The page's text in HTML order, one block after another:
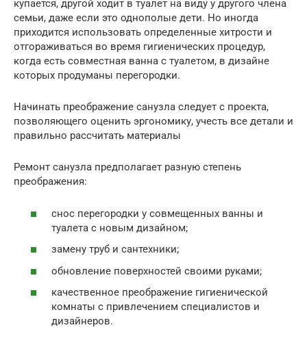
купается, другой ходит в туалет на виду у другого члена
семьи, даже если это однополые дети. Но иногда
приходится использовать определенные хитрости и
отгораживаться во время гигиенических процедур,
когда есть совместная ванна с туалетом, в дизайне
которых продуманы перегородки.
Начинать преображение санузла следует с проекта,
позволяющего оценить эргономику, учесть все детали и
правильно рассчитать материалы
Ремонт санузла предполагает разную степень
преображения:
снос перегородки у совмещенных ванны и
туалета с новым дизайном;
замену труб и сантехники;
обновление поверхностей своими руками;
качественное преображение гигиенической
комнаты с привлечением специалистов и
дизайнеров.